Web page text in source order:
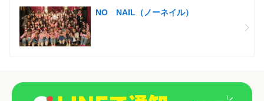
NO NAIL（ノーネイル）